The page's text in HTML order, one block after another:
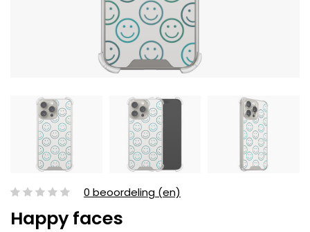
0 beoordeling (en)
Happy faces